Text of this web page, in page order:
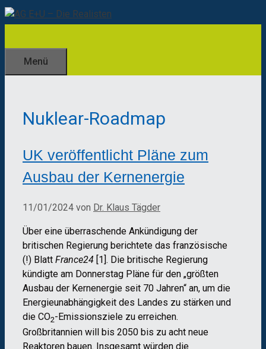
Zum
Inhalt
Menü
Nuklear-Roadmap
UK veröffentlicht Pläne zum
Ausbau der Kernenergie
11/01/2024 von Dr. Klaus Tägder
Über eine überraschende Ankündigung der
britischen Regierung berichtete das französische
(!) Blatt France24 [1]. Die britische Regierung
kündigte am Donnerstag Pläne für den „größten
Ausbau der Kernenergie seit 70 Jahren“ an, um die
Energieunabhängigkeit des Landes zu stärken und
die CO2-Emissionsziele zu erreichen.
Großbritannien will bis 2050 bis zu acht neue
Reaktoren bauen. Insgesamt würden die